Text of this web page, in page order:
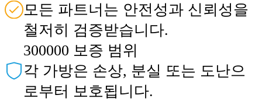
모든 파트너는 안전성과 신뢰성을
철저히 검증받습니다.
300000 보증 범위
각 가방은 손상, 분실 또는 도난으
로부터 보호됩니다.